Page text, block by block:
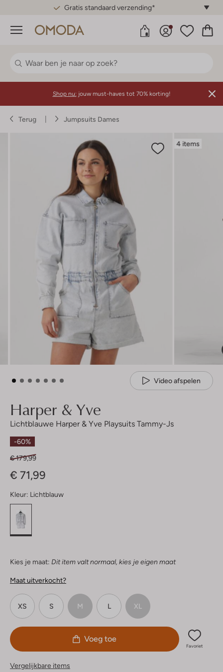
Gratis standaard verzending*
Menu
Shop nu: jouw must-haves tot 70% korting!
Terug Jumpsuits Dames
4 items
Video afspelen
Harper & Yve
Lichtblauwe Harper & Yve Playsuits Tammy-Js
-60%
€ 179,99
€ 71,99
Kleur: Lichtblauw
Kies je maat: Dit item valt normaal, kies je eigen maat
Maat uitverkocht?
XS S M L XL
Voeg toe
Favoriet
Vergelijkbare items